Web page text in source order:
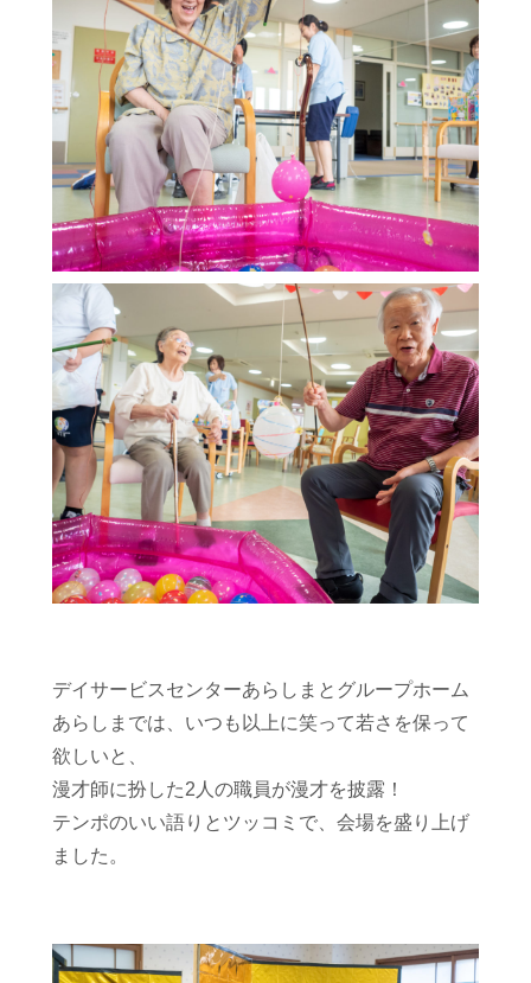
デイサービスセンターあらしまとグループホーム
あらしまでは、いつも以上に笑って若さを保って
欲しいと、
漫才師に扮した2人の職員が漫才を披露！
テンポのいい語りとツッコミで、会場を盛り上げ
ました。